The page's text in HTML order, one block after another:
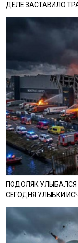
ДЕЛЕ ЗАСТАВИЛО
ПОДОЛЯК УЛЫБАЛСЯ
СЕГОДНЯ УЛЫБКИ